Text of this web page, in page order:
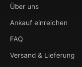
Über uns
Ankauf einreichen
FAQ
Versand & Lieferung